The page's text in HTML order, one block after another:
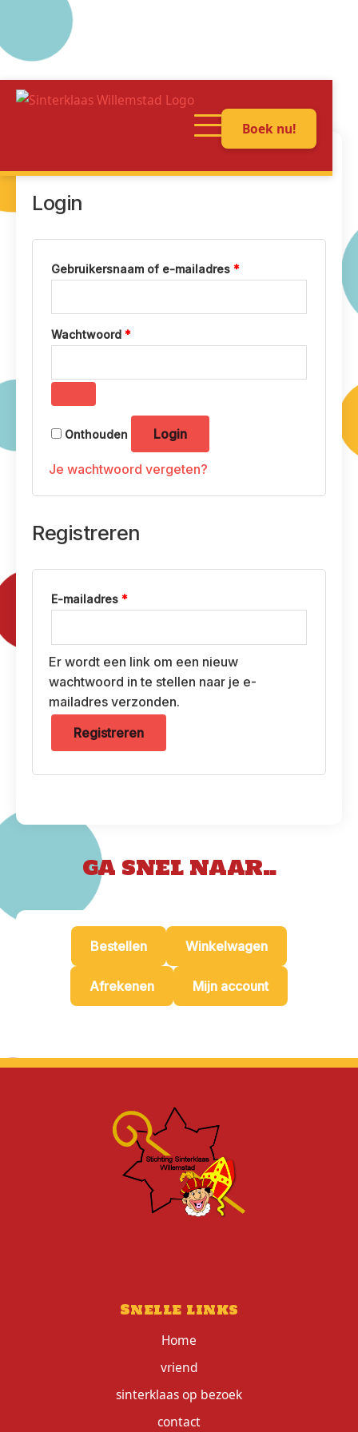
Boek nu!
MIJN ACCOUNT
Login
Gebruikersnaam of e-mailadres *Vereist
Wachtwoord *Vereist
Onthouden Login
Je wachtwoord vergeten?
Registreren
E-mailadres *Vereist
Er wordt een link om een nieuw
wachtwoord in te stellen naar je e-
mailadres verzonden.
Registreren
GA SNEL NAAR..
Bestellen Winkelwagen
Afrekenen Mijn account
Snelle links
Home
vriend
sinterklaas op bezoek
contact